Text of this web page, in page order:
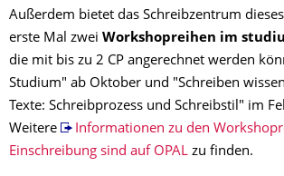
Außerdem bietet das Schreibzentrum
erste Mal zwei Workshopreihen im
die mit bis zu 2 CP angerechnet werden
Studium" ab Oktober und "Schreiben
Texte: Schreibprozess und Schreibstil" im
Weitere
Informationen zu den
Einschreibung sind auf OPAL zu finden.